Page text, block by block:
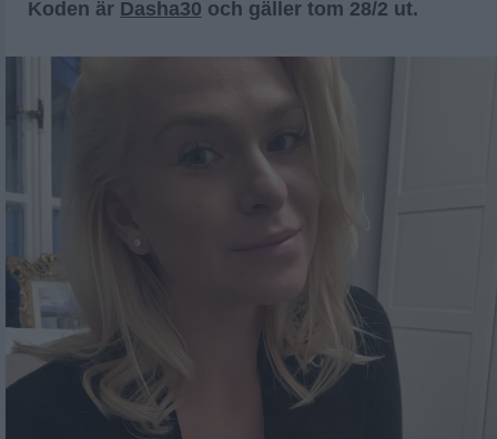
Koden är Dasha30 och gäller tom 28/2 ut.